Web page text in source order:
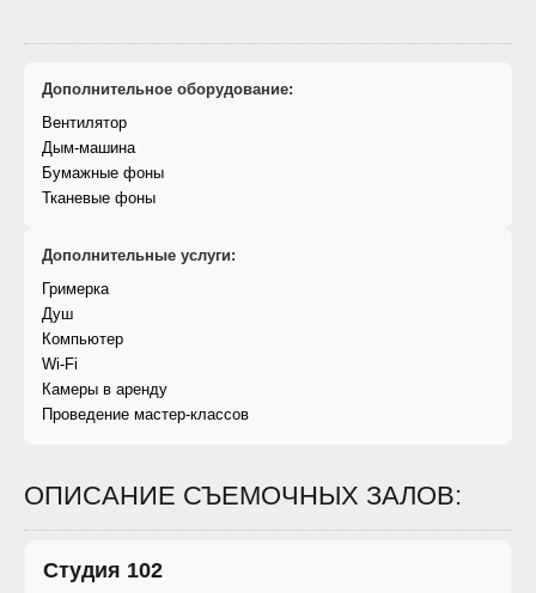
Дополнительное оборудование:
Вентилятор
Дым-машина
Бумажные фоны
Тканевые фоны
Дополнительные услуги:
Гримерка
Душ
Компьютер
Wi-Fi
Камеры в аренду
Проведение мастер-классов
ОПИСАНИЕ СЪЕМОЧНЫХ ЗАЛОВ:
Студия 102